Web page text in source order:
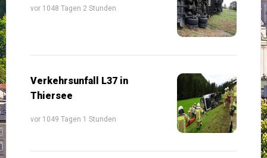
vor 1048 Tagen 2 Stunden
Verkehrsunfall L37 in
Thiersee
vor 1049 Tagen 1 Stunden